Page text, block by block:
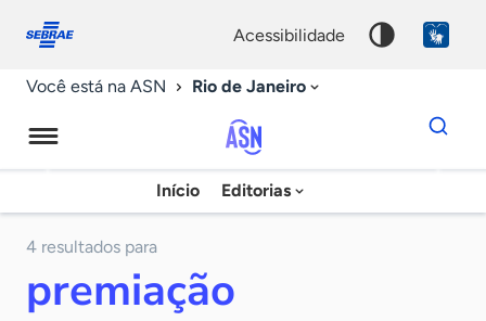
conosco
acessibilidade
Você está na ASN Rio de Janeiro
Agência
Sebrae
Notícias
Início Editorias
Dados
para
chave
4 resultados para
premiação